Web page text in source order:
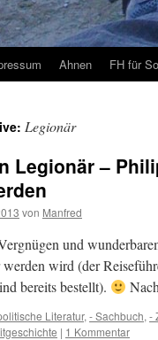
Ahnen FH für
Legionär
Legionär –
von Manfred
und
wird (der
bereits bestellt).
Literatur, - Sachbuch, -
| 1 Kommentar